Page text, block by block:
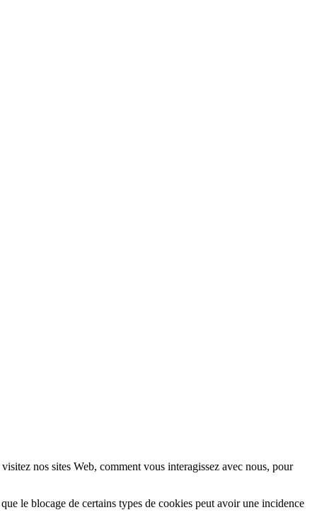
nos sites Web, comment vous interagissez avec nous, pour
le blocage de certains types de cookies peut avoir une incidence